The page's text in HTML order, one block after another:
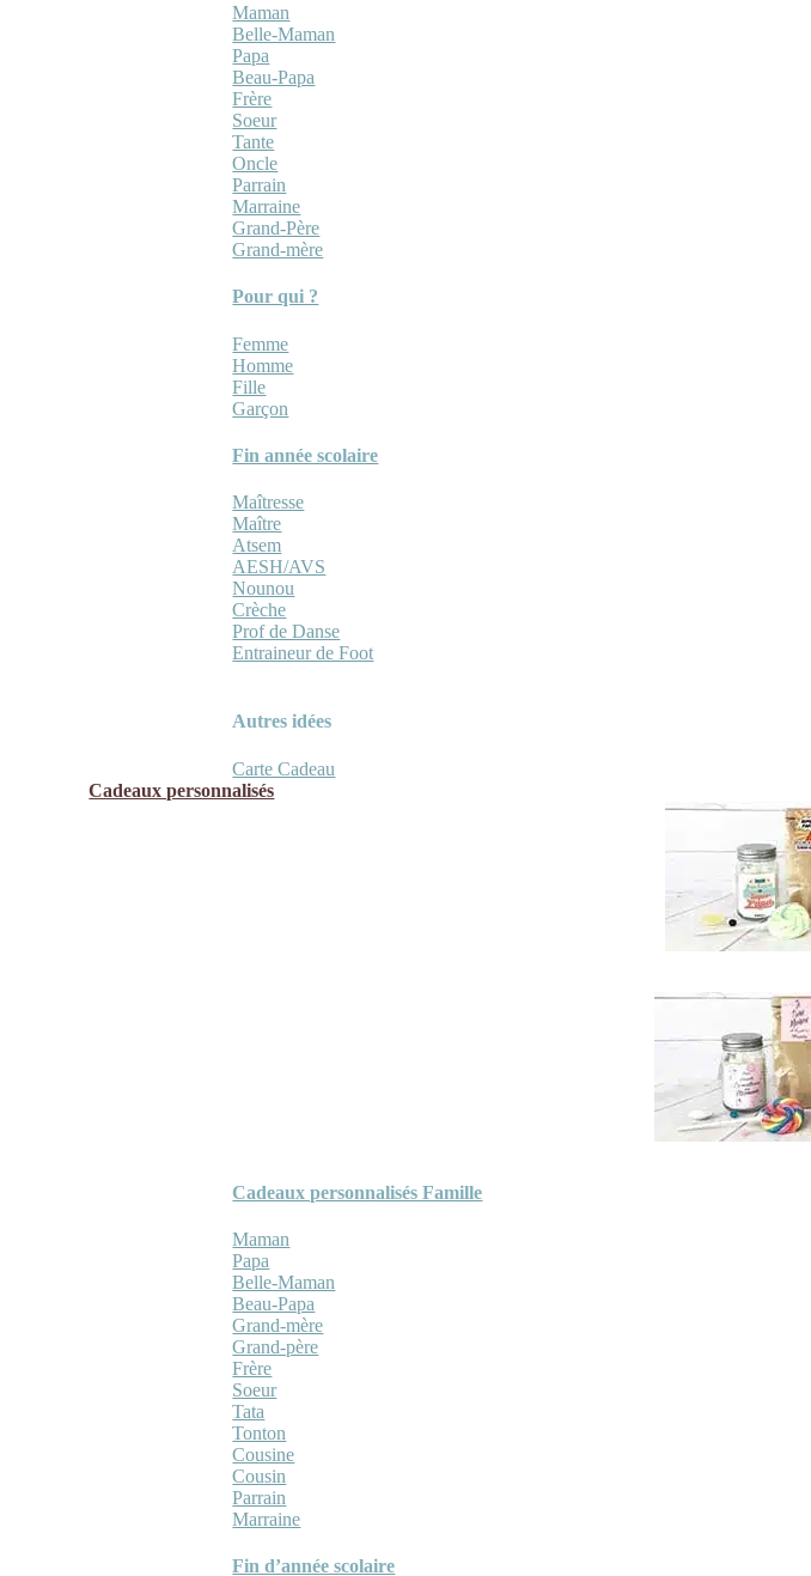
Maman
Belle-Maman
Papa
Beau-Papa
Frère
Soeur
Tante
Oncle
Parrain
Marraine
Grand-Père
Grand-mère
Pour qui ?
Femme
Homme
Fille
Garçon
Fin année scolaire
Maîtresse
Maître
Atsem
AESH/AVS
Nounou
Crèche
Prof de Danse
Entraineur de Foot
Autres idées
Carte Cadeau
Cadeaux personnalisés
Cadeaux personnalisés Famille
Maman
Papa
Belle-Maman
Beau-Papa
Grand-mère
Grand-père
Frère
Soeur
Tata
Tonton
Cousine
Cousin
Parrain
Marraine
Fin d’année scolaire